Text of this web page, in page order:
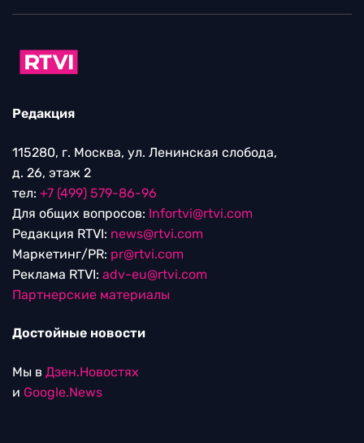
Редакция
115280, г. Москва, ул. Ленинская слобода,
д. 26, этаж 2
тел: +7 (499) 579-86-96
Для общих вопросов: Infortvi@rtvi.com
Редакция RTVI: news@rtvi.com
Маркетинг/PR: pr@rtvi.com
Реклама RTVI: adv-eu@rtvi.com
Партнерские материалы
Достойные новости
Мы в Дзен.Новостях
и Google.News